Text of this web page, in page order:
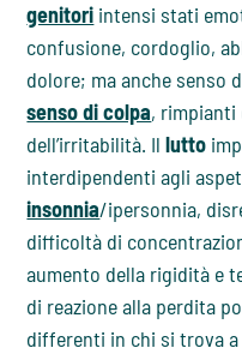
genitori intensi stati
confusione, cordoglio,
dolore; ma anche senso
senso di colpa, rimpianti
dell’irritabilità. Illutto
interdipendenti agli
insonnia/ipersonnia,
difficoltà di
aumento della rigidità e
di reazione alla perdita
differenti in chi si trova